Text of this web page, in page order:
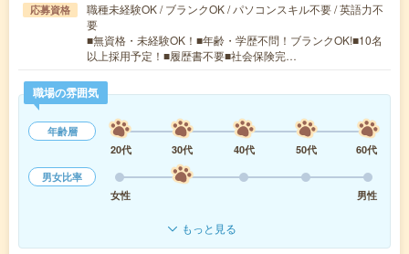
応募資格
職種未経験OK / ブランクOK / パソコンスキル不要 / 英語力不
要
■無資格・未経験OK！■年齢・学歴不問！ブランクOK!■10名
以上採用予定！■履歴書不要■社会保険完…
職場の雰囲気
年齢層
20代
30代 40代 50代
60代
男女比率
女性
男性
もっと見る